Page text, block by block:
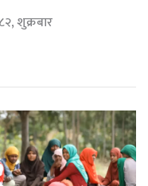
शुक्रबार